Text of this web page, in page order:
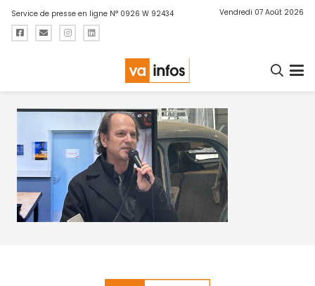
Service de presse en ligne N° 0926 W 92434 Vendredi 07 Août 2026